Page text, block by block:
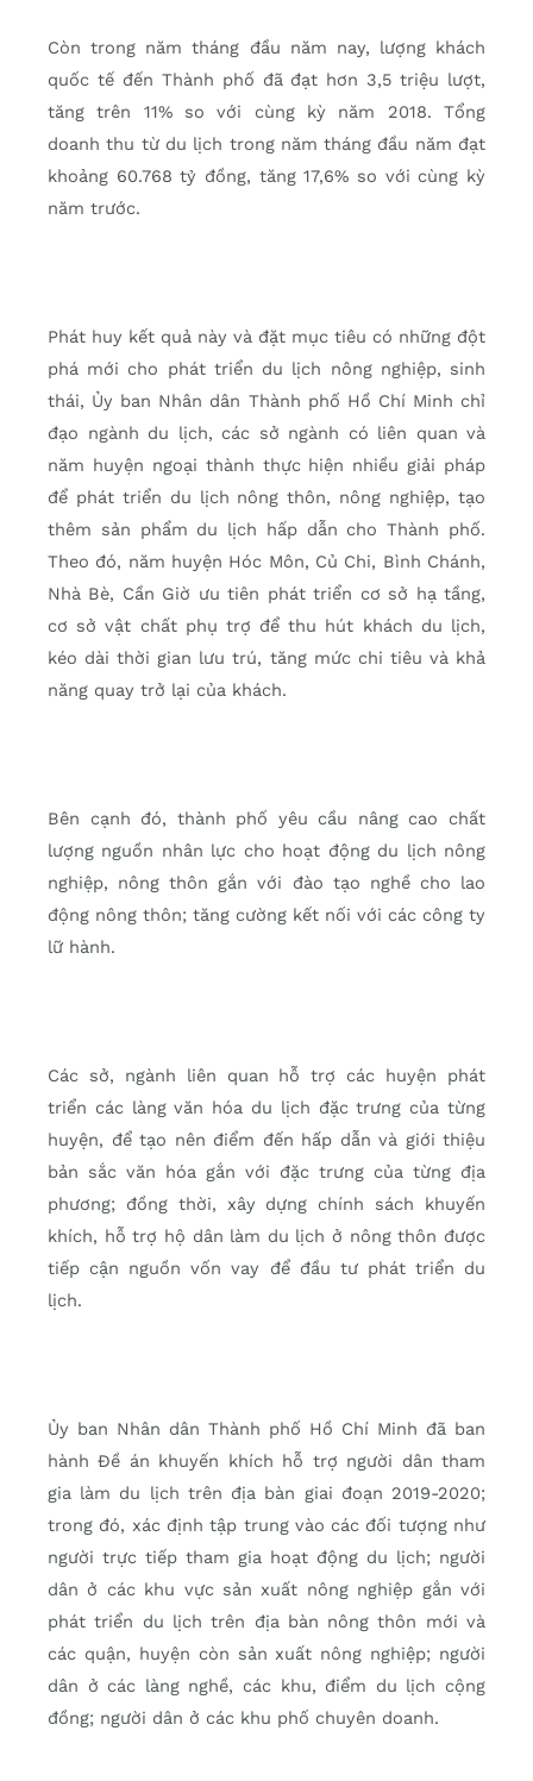
Còn trong năm tháng đầu năm nay, lượng khách
quốc tế đến Thành phố đã đạt hơn 3,5 triệu lượt,
tăng trên 11% so với cùng kỳ năm 2018. Tổng
doanh thu từ du lịch trong năm tháng đầu năm đạt
khoảng 60.768 tỷ đồng, tăng 17,6% so với cùng kỳ
năm trước.
Phát huy kết quả này và đặt mục tiêu có những đột
phá mới cho phát triển du lịch nông nghiệp, sinh
thái, Ủy ban Nhân dân Thành phố Hồ Chí Minh chỉ
đạo ngành du lịch, các sở ngành có liên quan và
năm huyện ngoại thành thực hiện nhiều giải pháp
để phát triển du lịch nông thôn, nông nghiệp, tạo
thêm sản phẩm du lịch hấp dẫn cho Thành phố.
Theo đó, năm huyện Hóc Môn, Củ Chi, Bình Chánh,
Nhà Bè, Cần Giờ ưu tiên phát triển cơ sở hạ tầng,
cơ sở vật chất phụ trợ để thu hút khách du lịch,
kéo dài thời gian lưu trú, tăng mức chi tiêu và khả
năng quay trở lại của khách.
Bên cạnh đó, thành phố yêu cầu nâng cao chất
lượng nguồn nhân lực cho hoạt động du lịch nông
nghiệp, nông thôn gắn với đào tạo nghề cho lao
động nông thôn; tăng cường kết nối với các công ty
lữ hành.
Các sở, ngành liên quan hỗ trợ các huyện phát
triển các làng văn hóa du lịch đặc trưng của từng
huyện, để tạo nên điểm đến hấp dẫn và giới thiệu
bản sắc văn hóa gắn với đặc trưng của từng địa
phương; đồng thời, xây dựng chính sách khuyến
khích, hỗ trợ hộ dân làm du lịch ở nông thôn được
tiếp cận nguồn vốn vay để đầu tư phát triển du
lịch.
Ủy ban Nhân dân Thành phố Hồ Chí Minh đã ban
hành Đề án khuyến khích hỗ trợ người dân tham
gia làm du lịch trên địa bàn giai đoạn 2019-2020;
trong đó, xác định tập trung vào các đối tượng như
người trực tiếp tham gia hoạt động du lịch; người
dân ở các khu vực sản xuất nông nghiệp gắn với
phát triển du lịch trên địa bàn nông thôn mới và
các quận, huyện còn sản xuất nông nghiệp; người
dân ở các làng nghề, các khu, điểm du lịch cộng
đồng; người dân ở các khu phố chuyên doanh.